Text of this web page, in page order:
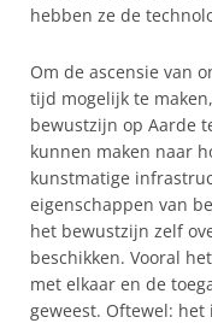
hebben ze de
Om de ascensie van
tijd mogelijk te
bewustzijn op Aarde
kunnen maken naar
kunstmatige
eigenschappen van
het bewustzijn zelf
beschikken. Vooral
met elkaar en de
geweest. Oftewel: